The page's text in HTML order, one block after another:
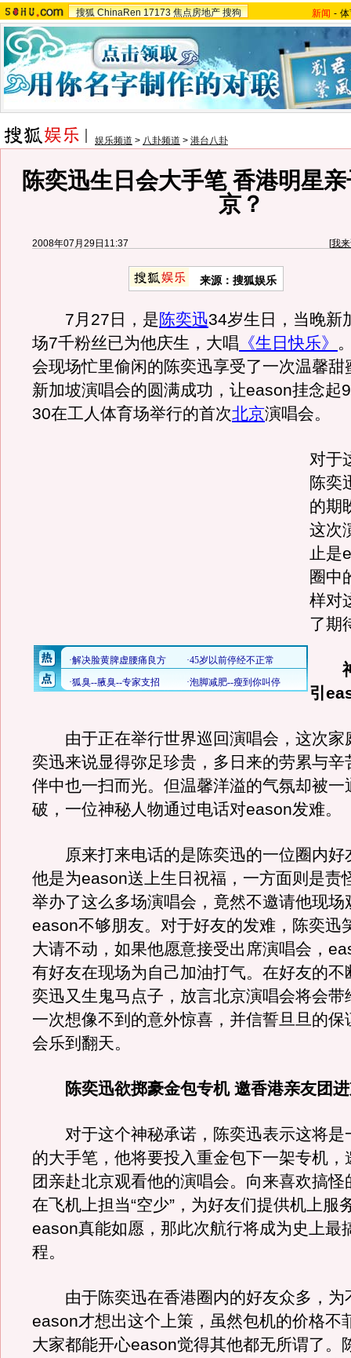
搜狐 ChinaRen 17173 焦点房地产 搜狗 新闻 -
娱乐频道 > 八卦频道 > 港台八卦
陈奕迅生日会大手笔 香港明星
京？
2008年07月29日11:37 [我
来源：搜狐娱乐
7月27日，是陈奕迅34岁生日，当晚新
场7千粉丝已为他庆生，大唱 《生日快乐》
会现场忙里偷闲的陈奕迅享受了一次温馨甜
新加坡演唱会的圆满成功，让eason挂念起
30在工人体育场举行的首次北京演唱会。
对于
陈奕
的期
这次
止是
圈中
样对
了
引
由于正在举行世界巡回演唱会，这次家
奕迅来说显得弥足珍贵，多日来的劳累与辛
伴中也一扫而光。但温馨洋溢的气氛却被一
破，一位神秘人物通过电话对eason发
原来打来电话的是陈奕迅的一位圈内好
他是为eason送上生日祝福，一方面则是责
举办了这么多场演唱会，竟然不邀请他现场
eason不够朋友。对于好友的发难，陈奕迅
大请不动，如果他愿意接受出席演唱会，
有好友在现场为自己加油打气。在好友的不
奕迅又生鬼马点子，放言北京演唱会将会带
一次想像不到的意外惊喜，并信誓旦旦的保
会乐到翻天。
陈奕迅欲掷豪金包专机 邀香港亲友团
对于这个神秘承诺，陈奕迅表示这将是
的大手笔，他将要投入重金包下一架专机，
团亲赴北京观看他的演唱会。向来喜欢搞怪
在飞机上担当“空少”，为好友们提供机上服
eason真能如愿，那此次航行将成为史上最
程。
由于陈奕迅在香港圈内的好友众多，为
eason才想出这个上策，虽然包机的价格不
大家都能开心eason觉得其他都无所谓了。